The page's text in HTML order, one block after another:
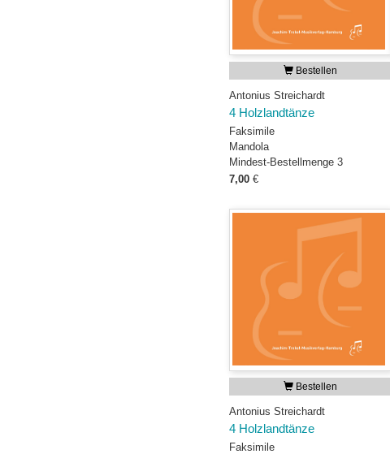
Bestellen
Antonius Streichardt
4 Holzlandtänze
Faksimile
Mandola
Mindest-Bestellmenge 3
7,00 €
Bestellen
Antonius Streichardt
4 Holzlandtänze
Faksimile